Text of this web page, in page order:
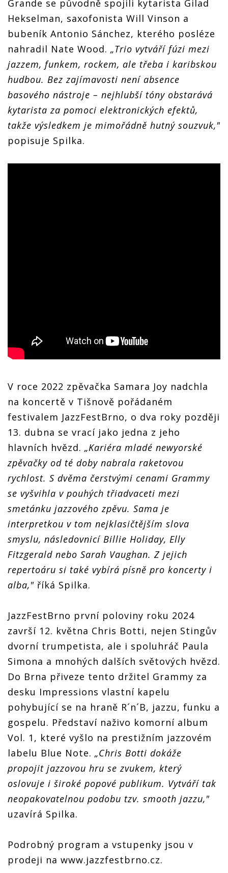
Grande se původně spojili kytarista Gilad
Hekselman, saxofonista Will Vinson a
bubeník Antonio Sánchez, kterého posléze
nahradil Nate Wood. „Trio vytváří fúzi mezi
jazzem, funkem, rockem, ale třeba i karibskou
hudbou. Bez zajímavosti není absence
basového nástroje – nejhlubší tóny obstarává
kytarista za pomoci elektronických efektů,
takže výsledkem je mimořádně hutný souzvuk,"
popisuje Spilka.
V roce 2022 zpěvačka Samara Joy nadchla
na koncertě v Tišnově pořádaném
festivalem JazzFestBrno, o dva roky později
13. dubna se vrací jako jedna z jeho
hlavních hvězd. „Kariéra mladé newyorské
zpěvačky od té doby nabrala raketovou
rychlost. S dvěma čerstvými cenami Grammy
se vyšvihla v pouhých třiadvaceti mezi
smetánku jazzového zpěvu. Sama je
interpretkou v tom nejklasičtějším slova
smyslu, následovnicí Billie Holiday, Elly
Fitzgerald nebo Sarah Vaughan. Z jejich
repertoáru si také vybírá písně pro koncerty i
alba," říká Spilka.
JazzFestBrno první poloviny roku 2024
završí 12. května Chris Botti, nejen Stingův
dvorní trumpetista, ale i spoluhráč Paula
Simona a mnohých dalších světových hvězd.
Do Brna přiveze tento držitel Grammy za
desku Impressions vlastní kapelu
pohybující se na hraně R´n´B, jazzu, funku a
gospelu. Představí naživo komorní album
Vol. 1, které vyšlo na prestižním jazzovém
labelu Blue Note. „Chris Botti dokáže
propojit jazzovou hru se zvukem, který
oslovuje i široké popové publikum. Vytváří tak
neopakovatelnou podobu tzv. smooth jazzu,"
uzavírá Spilka.
Podrobný program a vstupenky jsou v
prodeji na www.jazzfestbrno.cz.